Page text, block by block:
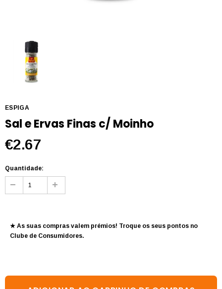
ESPIGA
Sal e Ervas Finas c/ Moinho
€2.67
Quantidade:
★ As suas compras valem prémios! Troque os seus pontos no
Clube de Consumidores.